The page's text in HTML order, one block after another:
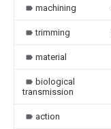
machining
trimming
material
biological
transmission
action